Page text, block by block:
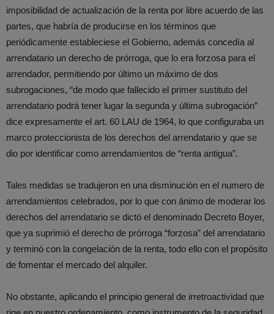
imposibilidad de actualización de la renta por libre acuerdo de las
partes, que habría de producirse en los términos que
periódicamente estableciese el Gobierno, además concedía al
arrendatario un derecho de prórroga, que lo era forzosa para el
arrendador, permitiendo por último un máximo de dos
subrogaciones, “de modo que fallecido el primer sustituto del
arrendatario podrá tener lugar la segunda y última subrogación”
dice expresamente el art. 60 LAU de 1964, lo que configuraba un
marco proteccionista de los derechos del arrendatario y que se
dio por identificar como arrendamientos de “renta antigua”.
Tales medidas se tradujeron en una disminución en el numero de
arrendamientos celebrados, por lo que con ánimo de moderar los
derechos del arrendatario se dictó el denominado Decreto Boyer,
que ya suprimió el derecho de prórroga “forzosa” del arrendatario
y terminó con la congelación de la renta, todo ello con el propósito
de fomentar el mercado del alquiler.
No obstante, aplicando el principio general de irretroactividad que